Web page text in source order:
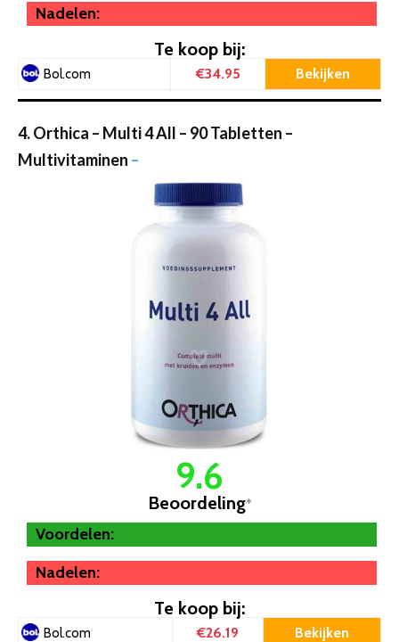
Nadelen:
Te koop bij:
Bol.com €34.95 Bekijken
4. Orthica – Multi 4 All – 90 Tabletten –
Multivitaminen –
9.6
Beoordeling*
Voordelen:
Nadelen:
Te koop bij:
Bol.com €26.19 Bekijken